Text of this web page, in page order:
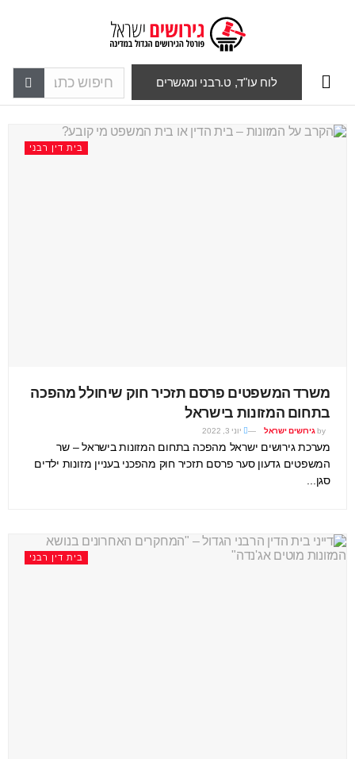
לוח עו"ד, ט.רבני ומגשרים
בית דין רבני
משרד המשפטים פרסם תזכיר חוק שיחולל מהפכה
בתחום המזונות בישראל
by גירושים ישראל יוני 3, 2022
מערכת גירושים ישראל מהפכה בתחום המזונות בישראל – שר
המשפטים גדעון סער פרסם תזכיר חוק מהפכני בעניין מזונות ילדים
סגן...
בית דין רבני